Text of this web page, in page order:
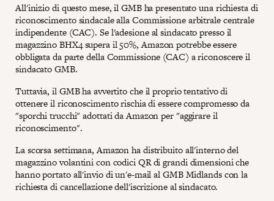
All'inizio di questo mese, il GMB ha presentato una richiesta di
riconoscimento sindacale alla Commissione arbitrale centrale
indipendente (CAC). Se l'adesione al sindacato presso il
magazzino BHX4 supera il 50%, Amazon potrebbe essere
obbligata da parte della Commissione (CAC) a riconoscere il
sindacato GMB.
Tuttavia, il GMB ha avvertito che il proprio tentativo di
ottenere il riconoscimento rischia di essere compromesso da
"sporchi trucchi" adottati da Amazon per "aggirare il
riconoscimento".
La scorsa settimana, Amazon ha distribuito all'interno del
magazzino volantini con codici QR di grandi dimensioni che
hanno portato all'invio di un'e-mail al GMB Midlands con la
richiesta di cancellazione dell'iscrizione al sindacato.